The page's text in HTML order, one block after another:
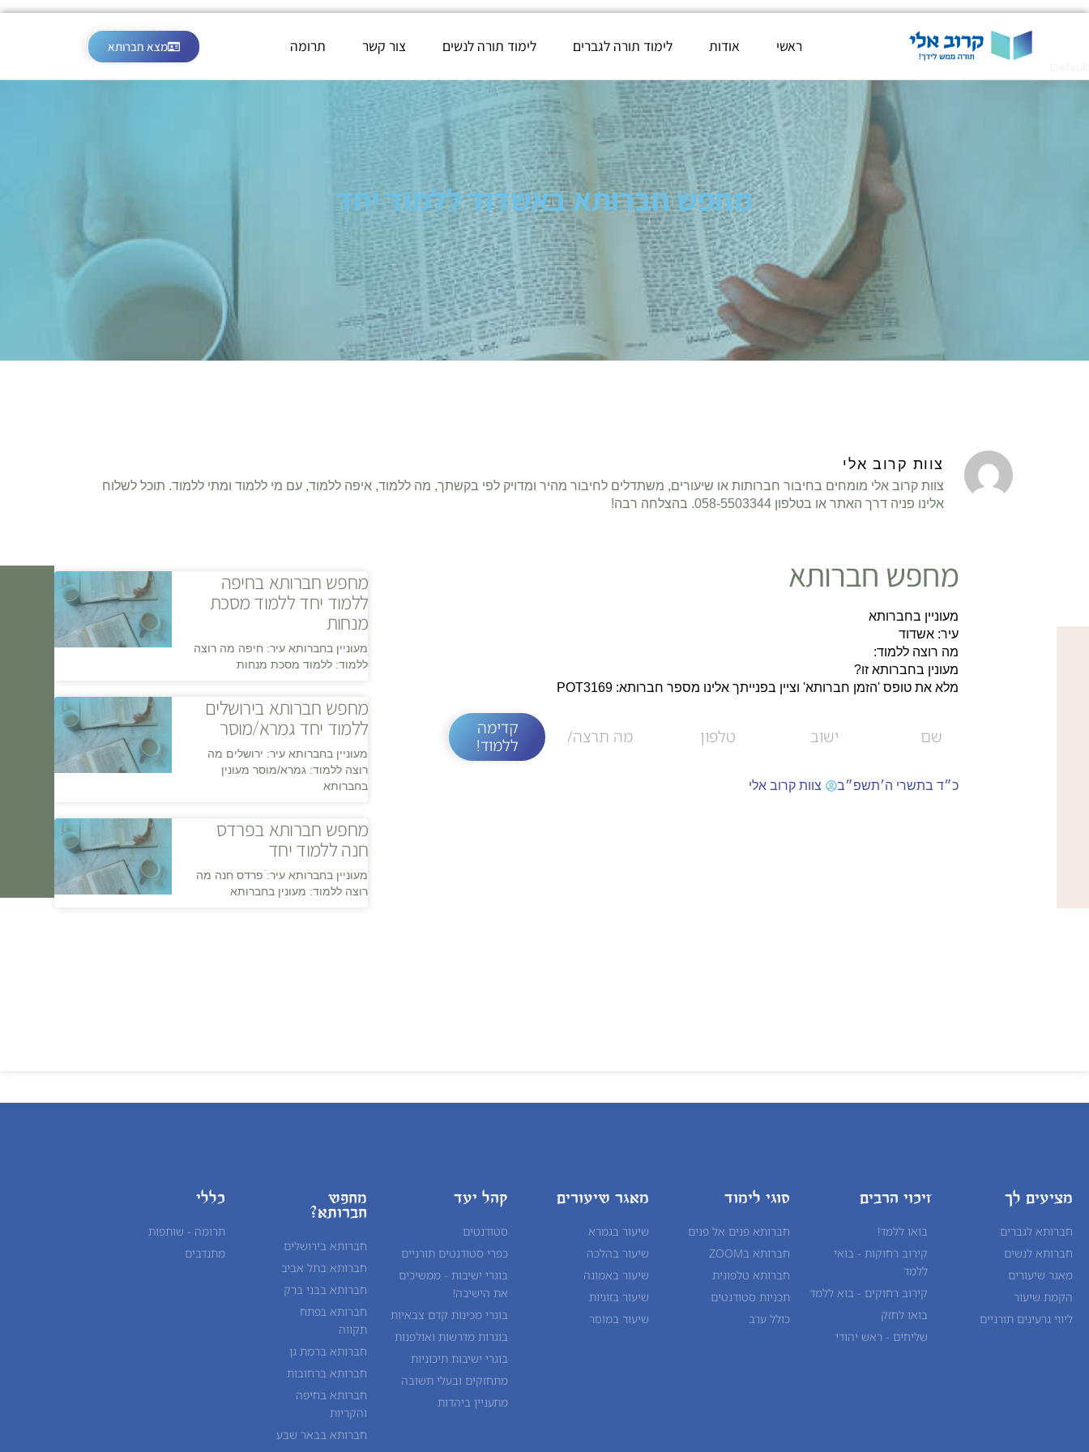
ראשי אודות לימוד תורה לגברים לימוד תורה לנשים צור קשר תרומה מצא חברותא
מחפש חברותא באשדוד ללמוד יחד
צוות קרוב אלי
צוות קרוב אלי מומחים בחיבור חברותות או שיעורים, משתדלים לחיבור מהיר ומדויק לפי בקשתך, מה ללמוד, איפה ללמוד, עם מי ללמוד ומתי ללמוד. תוכל לשלוח
אלינו פניה דרך האתר או בטלפון 058-5503344. בהצלחה רבה!
מחפש חברותא
מעוניין בחברותא
עיר: אשדוד
מה רוצה ללמוד:
מעונין בחברותא זו?
מלא את טופס 'הזמן חברותא' וציין בפנייתך אלינו מספר חברותא: POT3169
קדימה
ללמוד!
כ״ד בתשרי ה׳תשפ״ב צוות קרוב אלי
מחפש חברותא בחיפה
ללמוד יחד ללמוד מסכת
מנחות
מעוניין בחברותא עיר: חיפה מה רוצה
ללמוד: ללמוד מסכת מנחות
מחפש חברותא בירושלים
ללמוד יחד גמרא/מוסר
מעוניין בחברותא עיר: ירושלים מה
רוצה ללמוד: גמרא/מוסר מעונין
בחברותא
מחפש חברותא בפרדס
חנה ללמוד יחד
מעוניין בחברותא עיר: פרדס חנה מה
רוצה ללמוד: מעונין בחברותא
מציעים לך
חברותא לגברים
חברותא לנשים
מאגר שיעורים
הקמת שיעור
ליווי גרעינים תורניים
זיכוי הרבים
בואו ללמד!
קירוב רחוקות - בואי
ללמד
קירוב רחוקים - בוא ללמד
בואו לחזק
שליחים - ראש יהודי
סוגי לימוד
חברותא פנים אל פנים
חברותא בZOOM
חברותא טלפונית
תכניות סטודנטים
כולל ערב
מאגר שיעורים
שיעור בגמרא
שיעור בהלכה
שיעור באמונה
שיעור בזוגיות
שיעור במוסר
קהל יעד
סטודנטים
כפרי סטודנטים תורניים
בוגרי ישיבות - ממשיכים
את הישיבה!
בוגרי מכינות קדם צבאיות
בוגרות מדרשות ואולפנות
בוגרי ישיבות תיכוניות
מתחזקים ובעלי תשובה
מתעניין ביהדות
מחפש
חברותא?
חברותא בירושלים
חברותא בתל אביב
חברותא בבני ברק
חברותא בפתח
תקווה
חברותא ברמת גן
חברותא ברחובות
חברותא בחיפה
והקריות
חברותא בבאר שבע
כללי
תרומה - שותפות
מתנדבים